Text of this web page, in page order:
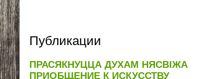
Публикации
ПРАСЯКНУЦЦА ДУХАМ НЯСВІЖА
ПРИОБЩЕНИЕ К ИСКУССТВУ